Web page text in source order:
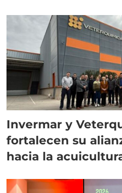
Invermar y
fortalecen su
hacia la